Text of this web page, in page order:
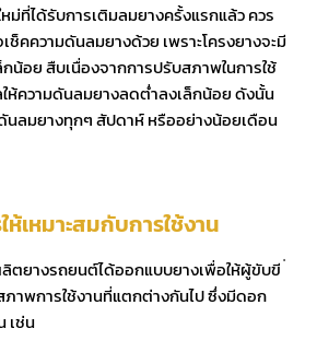
ม่ที่ได้รับการเติมลมยางครั้งแรกแล้ว ควร
ช็คความดันลมยางด้วย เพราะโครงยางจะมี
น้อย สืบเนื่องจากการปรับสภาพในการใช้
ห้ความดันลมยางลดต่ำลงเล็กน้อย ดังนั้น
นลมยางทุกๆ สัปดาห์ หรืออย่างน้อยเดือน
ห้เหมาะสมกับการใช้งาน
ตยางรถยนต์ได้ออกแบบยางเพื่อให้ผู้ขับขี
ภาพการใช้งานที่แตกต่างกันไป ซึ่งมีดอก
เช่น